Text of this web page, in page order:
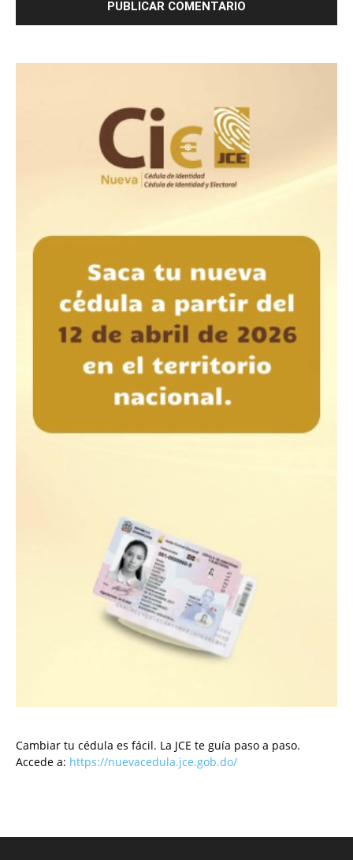
Cambiar tu cédula es fácil. La JCE te guía paso a paso.
Accede a: https://nuevacedula.jce.gob.do/